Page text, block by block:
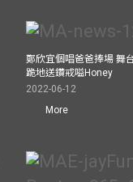
鄭欣宜個唱爸爸捧場 舞
跪地送鑽戒嗌Honey
2022-06-12
More